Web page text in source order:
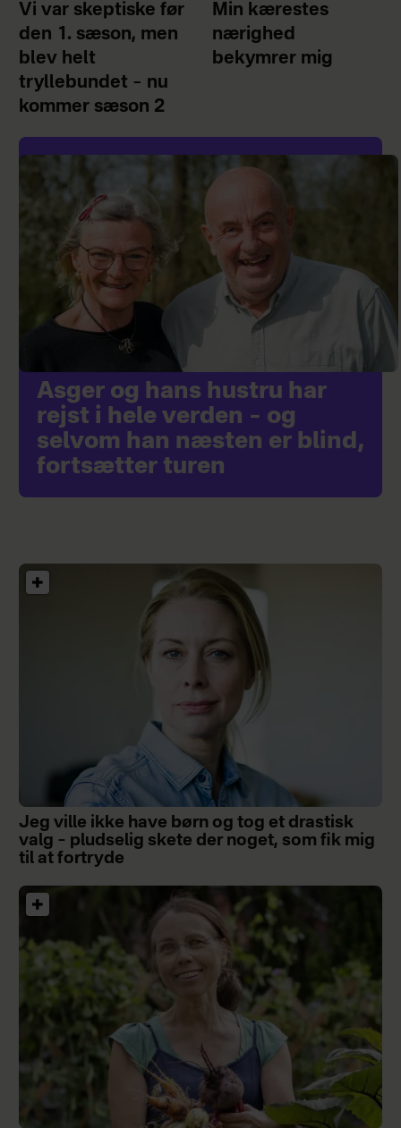
Vi var skeptiske før
den 1. sæson, men
blev helt
tryllebundet – nu
kommer sæson 2
Min kærestes
nærighed
bekymrer mig
Asger og hans hustru har
rejst i hele verden – og
selvom han næsten er blind,
fortsætter turen
Jeg ville ikke have børn og tog et drastisk
valg – pludselig skete der noget, som fik mig
til at fortryde